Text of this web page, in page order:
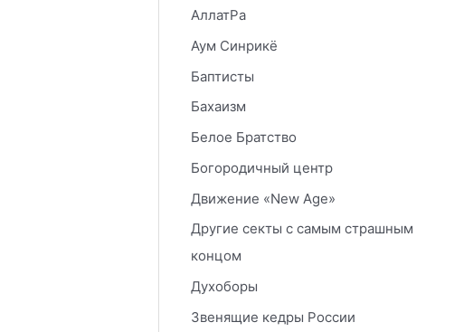
АллатРа
Аум Синрикё
Баптисты
Бахаизм
Белое Братство
Богородичный центр
Движение «New Age»
Другие секты с самым страшным
концом
Духоборы
Звенящие кедры России